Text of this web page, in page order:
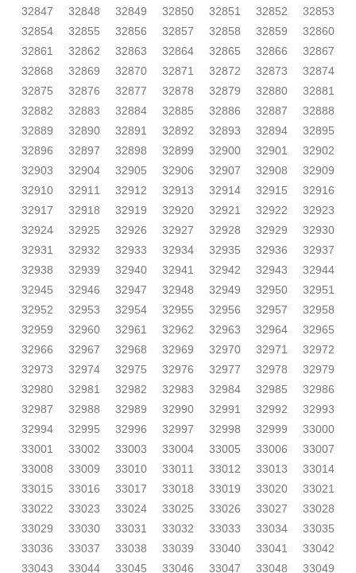
32847
32848 32849 32850 32851 32852
32853
32854
32855 32856 32857 32858 32859
32860
32861
32862 32863 32864 32865 32866
32867
32868
32869 32870 32871 32872 32873
32874
32875
32876 32877 32878 32879 32880
32881
32882
32883 32884 32885 32886 32887
32888
32889
32890 32891 32892 32893 32894
32895
32896
32897 32898 32899 32900 32901
32902
32903
32904 32905 32906 32907 32908
32909
32910
32911 32912 32913 32914 32915
32916
32917
32918 32919 32920 32921 32922
32923
32924
32925 32926 32927 32928 32929
32930
32931
32932 32933 32934 32935 32936
32937
32938
32939 32940 32941 32942 32943
32944
32945
32946 32947 32948 32949 32950
32951
32952
32953 32954 32955 32956 32957
32958
32959
32960 32961 32962 32963 32964
32965
32966
32967 32968 32969 32970 32971
32972
32973
32974 32975 32976 32977 32978
32979
32980
32981 32982 32983 32984 32985
32986
32987
32988 32989 32990 32991 32992
32993
32994
32995 32996 32997 32998 32999
33000
33001
33002 33003 33004 33005 33006
33007
33008
33009 33010 33011 33012 33013
33014
33015
33016 33017 33018 33019 33020
33021
33022
33023 33024 33025 33026 33027
33028
33029
33030 33031 33032 33033 33034
33035
33036
33037 33038 33039 33040 33041
33042
33043
33044 33045 33046 33047 33048
33049